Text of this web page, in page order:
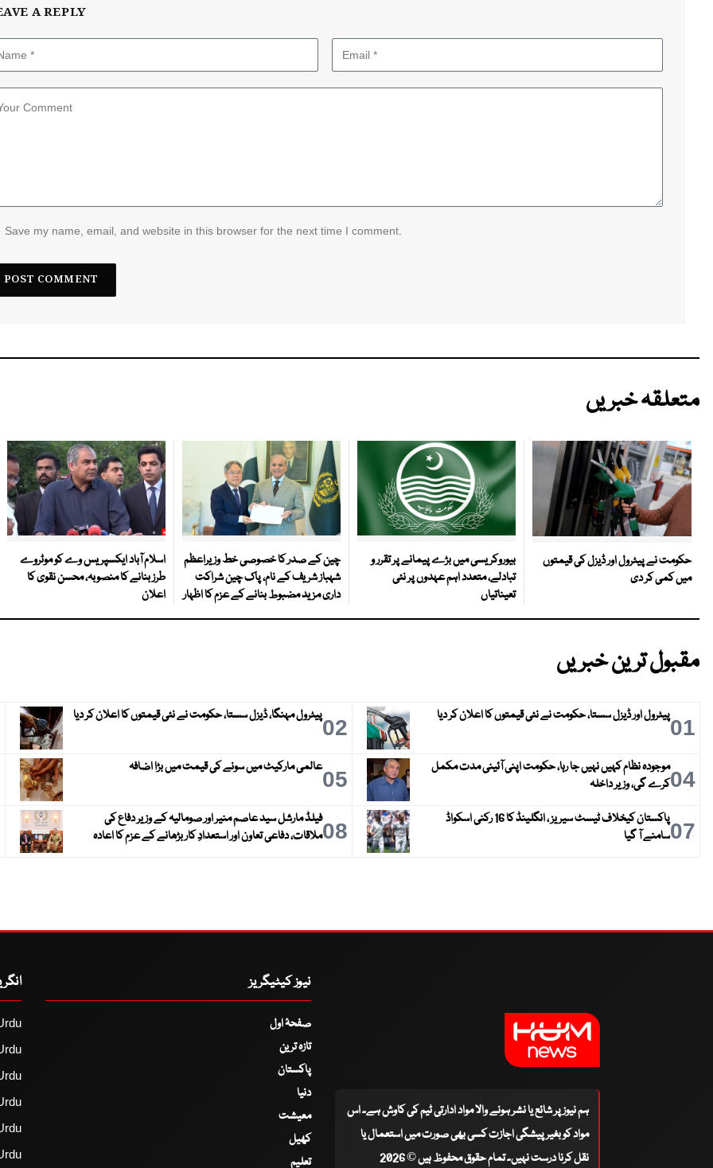
A REPLY
Save my name, email, and website in this browser for the next time I comment.
متعلقہ خبریں
حکومت نے پیٹرول اور ڈیزل کی قیمتوں
میں کمی کر دی
بیوروکریسی میں بڑے پیمانے پر تقرر و
تبادلے، متعدد اہم عہدوں پر نئی
تعیناتیاں
چین کے صدر کا خصوصی خط وزیراعظم
شہباز شریف کے نام، پاک چین شراکت
داری مزید مضبوط بنانے کے عزم کا اظہار
اسلام آباد ایکسپریس وے کو موٹروے
طرز بنانے کا منصوبہ، محسن نقوی کا
اعلان
مقبول ترین خبریں
01پیٹرول اور ڈیزل سستا، حکومت نے نئی قیمتوں کا اعلان کر دیا 02پیٹرول مہنگا، ڈیزل سستا، حکومت نے نئی قیمتوں کا اعلان کر دیا
04موجودہ نظام کہیں نہیں جا رہا، حکومت اپنی آئینی مدت مکمل
کرے گی، وزیر داخلہ
05عالمی مارکیٹ میں سونے کی قیمت میں بڑا اضافہ
07
پاکستان کیخلاف ٹیسٹ سیریز ، انگلینڈ کا 16 رکنی اسکواڈ
سامنے آ گیا
08فیلڈ مارشل سید عاصم منیر اور صومالیہ کے وزیر دفاع کی
ملاقات، دفاعی تعاون اور استعدادِ کار بڑھانے کے عزم کا اعادہ
ہم نیوز پر شائع یا نشر ہونے والا مواد ادارتی ٹیم کی کاوش ہے۔ اس
مواد کو بغیر پیشگی اجازت کسی بھی صورت میں استعمال یا
نقل کرنا درست نہیں۔ تمام حقوق محفوظ ہیں © 2026
نیوز کیٹیگریز
صفحۂ اول
تازہ ترین
پاکستان
دنیا
معیشت
کھیل
تعلیم